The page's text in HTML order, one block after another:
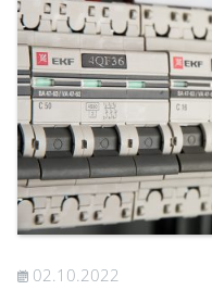
02.10.2022